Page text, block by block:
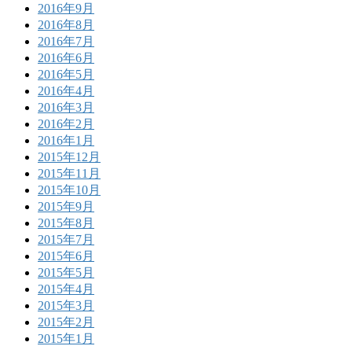
2016年9月
2016年8月
2016年7月
2016年6月
2016年5月
2016年4月
2016年3月
2016年2月
2016年1月
2015年12月
2015年11月
2015年10月
2015年9月
2015年8月
2015年7月
2015年6月
2015年5月
2015年4月
2015年3月
2015年2月
2015年1月